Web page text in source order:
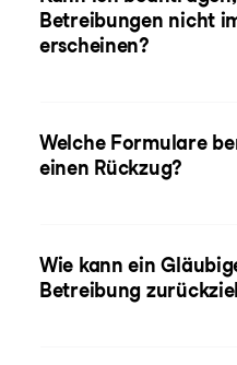
Betreibungen nicht
erscheinen?
Welche Formulare
einen Rückzug?
Wie kann ein
Betreibung